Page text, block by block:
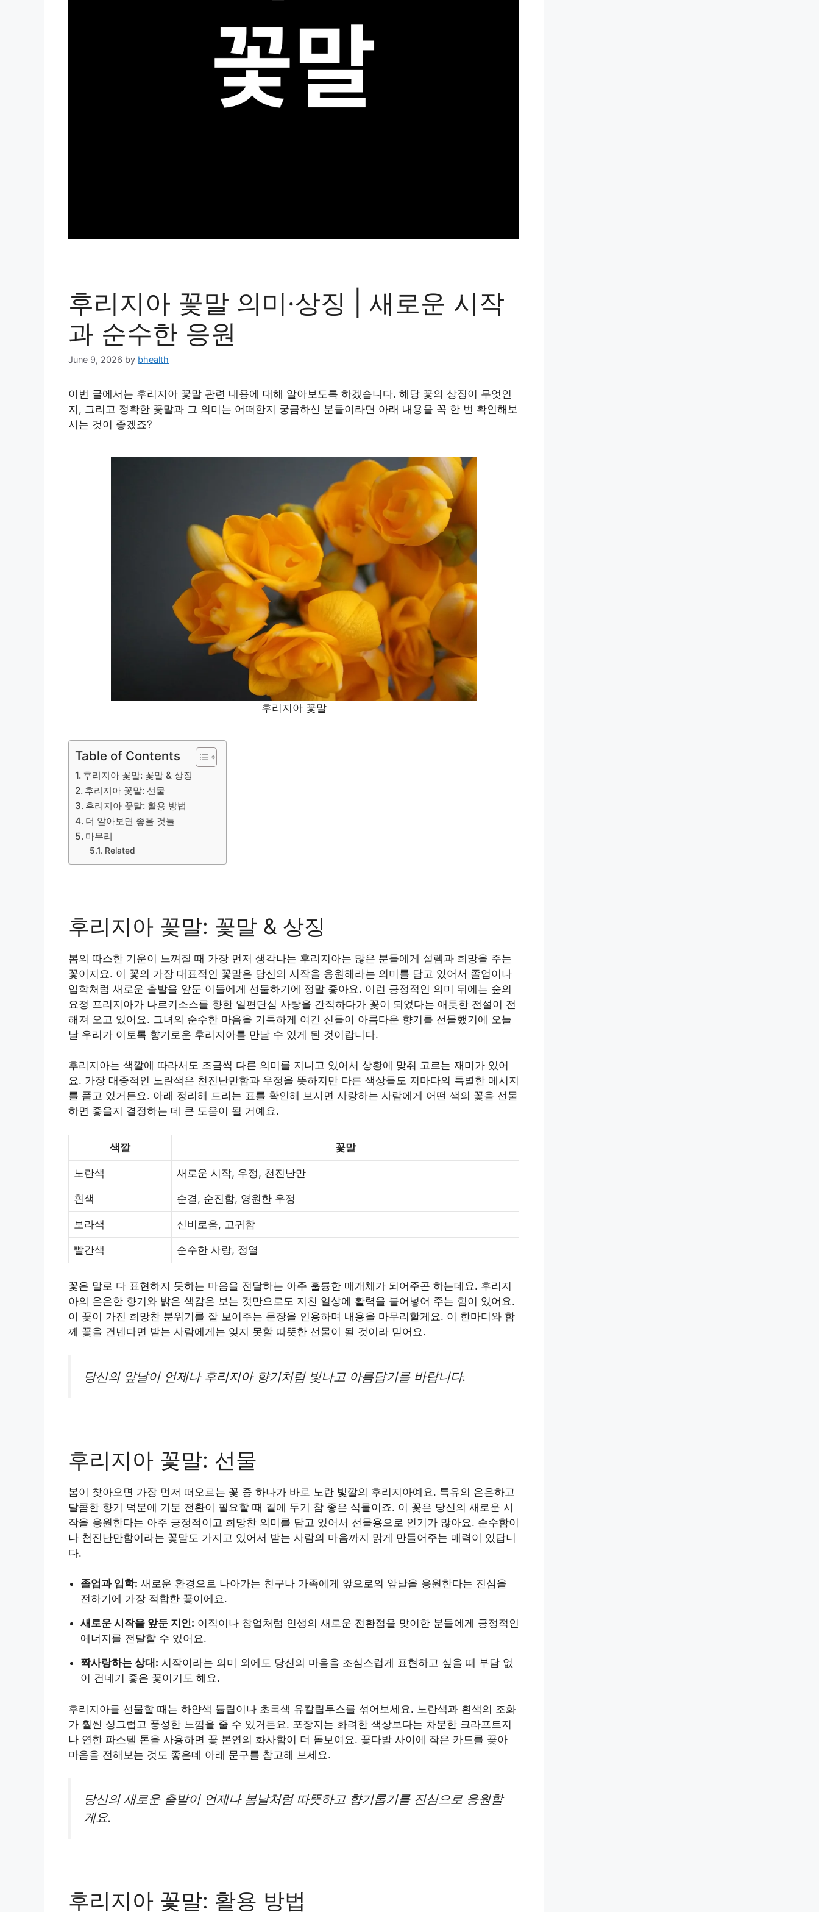
후리지아 꽃말 의미·상징 | 새로운 시작
과 순수한 응원
June 9, 2026 by bhealth
이번 글에서는 후리지아 꽃말 관련 내용에 대해 알아보도록 하겠습니다. 해당 꽃의 상징이 무엇인
지, 그리고 정확한 꽃말과 그 의미는 어떠한지 궁금하신 분들이라면 아래 내용을 꼭 한 번 확인해보
시는 것이 좋겠죠?
후리지아 꽃말
Table of Contents
후리지아 꽃말: 꽃말 & 상징
후리지아 꽃말: 선물
후리지아 꽃말: 활용 방법
더 알아보면 좋을 것들
마무리
Related
후리지아 꽃말: 꽃말 & 상징
봄의 따스한 기운이 느껴질 때 가장 먼저 생각나는 후리지아는 많은 분들에게 설렘과 희망을 주는
꽃이지요. 이 꽃의 가장 대표적인 꽃말은 당신의 시작을 응원해라는 의미를 담고 있어서 졸업이나
입학처럼 새로운 출발을 앞둔 이들에게 선물하기에 정말 좋아요. 이런 긍정적인 의미 뒤에는 숲의
요정 프리지아가 나르키소스를 향한 일편단심 사랑을 간직하다가 꽃이 되었다는 애틋한 전설이 전
해져 오고 있어요. 그녀의 순수한 마음을 기특하게 여긴 신들이 아름다운 향기를 선물했기에 오늘
날 우리가 이토록 향기로운 후리지아를 만날 수 있게 된 것이랍니다.
후리지아는 색깔에 따라서도 조금씩 다른 의미를 지니고 있어서 상황에 맞춰 고르는 재미가 있어
요. 가장 대중적인 노란색은 천진난만함과 우정을 뜻하지만 다른 색상들도 저마다의 특별한 메시지
를 품고 있거든요. 아래 정리해 드리는 표를 확인해 보시면 사랑하는 사람에게 어떤 색의 꽃을 선물
하면 좋을지 결정하는 데 큰 도움이 될 거예요.
색깔 꽃말
노란색 새로운 시작, 우정, 천진난만
흰색 순결, 순진함, 영원한 우정
보라색 신비로움, 고귀함
빨간색 순수한 사랑, 정열
꽃은 말로 다 표현하지 못하는 마음을 전달하는 아주 훌륭한 매개체가 되어주곤 하는데요. 후리지
아의 은은한 향기와 밝은 색감은 보는 것만으로도 지친 일상에 활력을 불어넣어 주는 힘이 있어요.
이 꽃이 가진 희망찬 분위기를 잘 보여주는 문장을 인용하며 내용을 마무리할게요. 이 한마디와 함
께 꽃을 건넨다면 받는 사람에게는 잊지 못할 따뜻한 선물이 될 것이라 믿어요.
당신의 앞날이 언제나 후리지아 향기처럼 빛나고 아름답기를 바랍니다.
후리지아 꽃말: 선물
봄이 찾아오면 가장 먼저 떠오르는 꽃 중 하나가 바로 노란 빛깔의 후리지아예요. 특유의 은은하고
달콤한 향기 덕분에 기분 전환이 필요할 때 곁에 두기 참 좋은 식물이죠. 이 꽃은 당신의 새로운 시
작을 응원한다는 아주 긍정적이고 희망찬 의미를 담고 있어서 선물용으로 인기가 많아요. 순수함이
나 천진난만함이라는 꽃말도 가지고 있어서 받는 사람의 마음까지 맑게 만들어주는 매력이 있답니
다.
졸업과 입학: 새로운 환경으로 나아가는 친구나 가족에게 앞으로의 앞날을 응원한다는 진심을
전하기에 가장 적합한 꽃이에요.
새로운 시작을 앞둔 지인: 이직이나 창업처럼 인생의 새로운 전환점을 맞이한 분들에게 긍정적인
에너지를 전달할 수 있어요.
짝사랑하는 상대: 시작이라는 의미 외에도 당신의 마음을 조심스럽게 표현하고 싶을 때 부담 없
이 건네기 좋은 꽃이기도 해요.
후리지아를 선물할 때는 하얀색 튤립이나 초록색 유칼립투스를 섞어보세요. 노란색과 흰색의 조화
가 훨씬 싱그럽고 풍성한 느낌을 줄 수 있거든요. 포장지는 화려한 색상보다는 차분한 크라프트지
나 연한 파스텔 톤을 사용하면 꽃 본연의 화사함이 더 돋보여요. 꽃다발 사이에 작은 카드를 꽂아
마음을 전해보는 것도 좋은데 아래 문구를 참고해 보세요.
당신의 새로운 출발이 언제나 봄날처럼 따뜻하고 향기롭기를 진심으로 응원할
게요.
후리지아 꽃말: 활용 방법